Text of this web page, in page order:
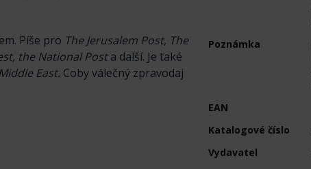
Píše pro The Jerusalem Post, The
the National Posta další. Je také
East. Coby válečný zpravodaj
Poznámka
EAN
Katalogové číslo
Vydavatel